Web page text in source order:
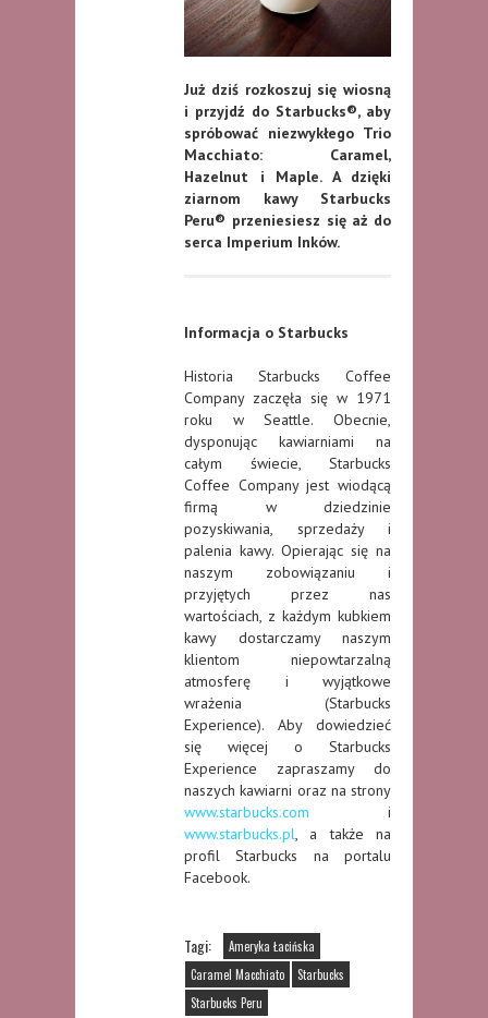
Już dziś rozkoszuj się wiosną
i przyjdź do Starbucks®, aby
spróbować niezwykłego Trio
Macchiato: Caramel,
Hazelnut i Maple. A dzięki
ziarnom kawy Starbucks
Peru® przeniesiesz się aż do
serca Imperium Inków.
Informacja o Starbucks
Historia Starbucks Coffee
Company zaczęła się w 1971
roku w Seattle. Obecnie,
dysponując kawiarniami na
całym świecie, Starbucks
Coffee Company jest wiodącą
firmą w dziedzinie
pozyskiwania, sprzedaży i
palenia kawy. Opierając się na
naszym zobowiązaniu i
przyjętych przez nas
wartościach, z każdym kubkiem
kawy dostarczamy naszym
klientom niepowtarzalną
atmosferę i wyjątkowe
wrażenia (Starbucks
Experience). Aby dowiedzieć
się więcej o Starbucks
Experience zapraszamy do
naszych kawiarni oraz na strony
www.starbucks.com i
www.starbucks.pl, a także na
profil Starbucks na portalu
Facebook.
Tagi:
Ameryka Łacińska
Caramel Macchiato
Starbucks
Starbucks Peru